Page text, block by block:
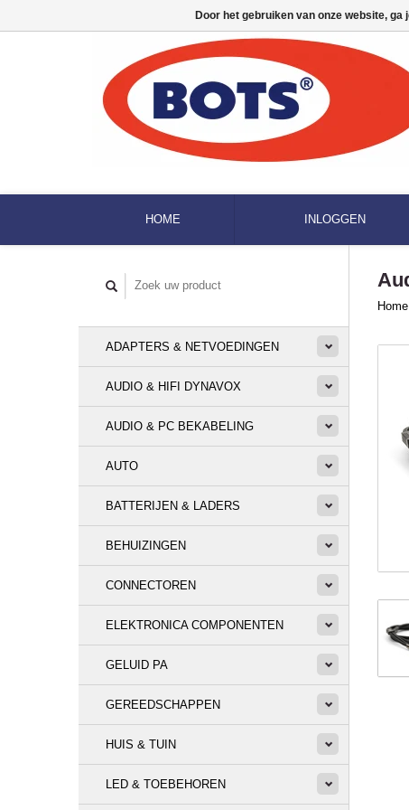
HOME INLOGGEN
ADAPTERS & NETVOEDINGEN
AUDIO & HIFI DYNAVOX
AUDIO & PC BEKABELING
AUTO
BATTERIJEN & LADERS
BEHUIZINGEN
CONNECTOREN
ELEKTRONICA COMPONENTEN
GELUID PA
GEREEDSCHAPPEN
HUIS & TUIN
LED & TOEBEHOREN
Home
Door het gebruiken van onze website,